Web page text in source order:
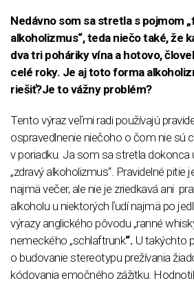
Nedávno som sa stretla s pojmom
alkoholizmus“, teda niečo také, že
dva tri poháriky vína a hotovo,
celé roky. Je aj toto forma
riešiť?Je to vážny problém?
Tento výraz veľmi radi používajú
ospravedlnenie niečoho o čom nie sú
v poriadku. Ja som sa stretla dokonca
„zdravý alkoholizmus“. Pravidelné pitie
najmä večer, ale nie je zriedkavá ani
alkoholu u niektorých ľudí najmä po
výrazy anglického pôvodu „ranné
nemeckého „schlaftrunk“. U takýchto
o budovanie stereotypu prežívania
kódovania emočného zážitku.